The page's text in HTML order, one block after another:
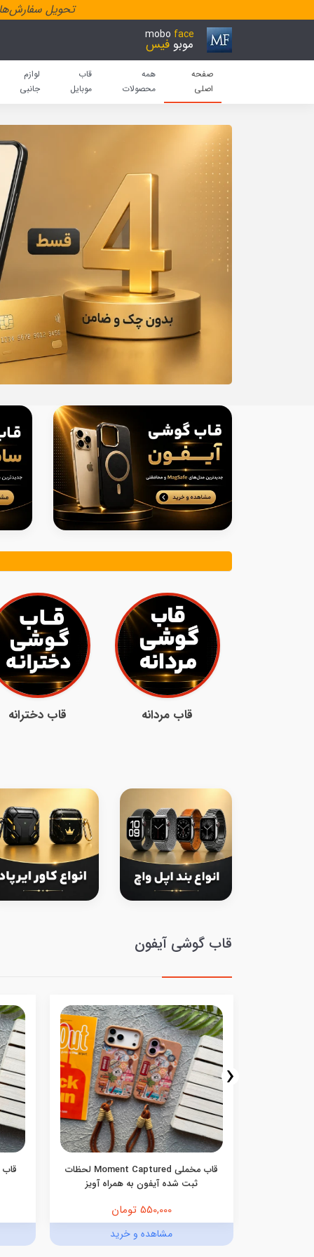
تحویل
mobo face
موبو فیس
صفحه
اصلی
همه
محصولات
قاب
موبایل
لوازم
جانبی
قاب مردانه قاب دخترانه
قاب گوشی آیفون
قاب مخملی Moment Captured لحظات
ثبت شده آیفون به همراه آویز
550,000 تومان
مشاهده و خرید
‹